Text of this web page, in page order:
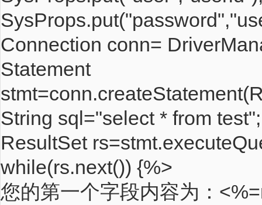
Connection conn=
Statement
String sql="select * from test";
ResultSet
while(rs.next()) {%>
您的第一个字段内容为：